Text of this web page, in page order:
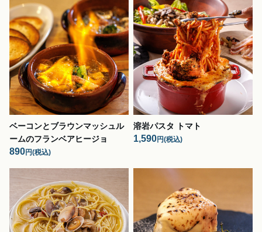
ベーコンとブラウンマッシュル
ームのフランベアヒージョ
890円(税込)
溶岩パスタ トマト
1,590円(税込)